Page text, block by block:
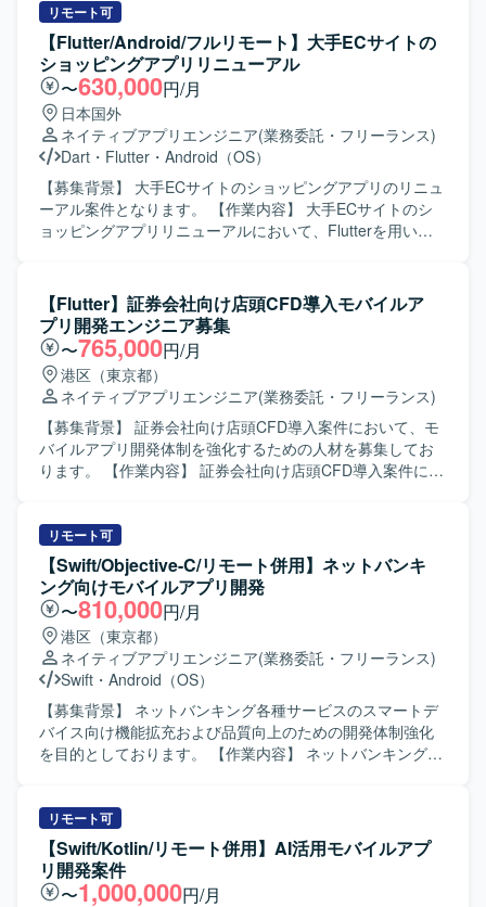
る方を求めております。協調性を持ち、円滑なコミュニケ
ーションができる方を歓迎いたします。既存のコードに対
して主体的に改善提案ができる方にご活躍いただけます。
【ポジションの魅力】 長期的な運用と開発を通じて、
Androidアプリケーションの改善サイクルを継続的に経験で
きる環境です。既存コードの改善提案を行うことで、設計
や品質向上に深く関わることができます。 【開発環境】
Androidアプリケーション開発環境にて、MVVMアーキテク
チャに沿った開発を行います。
リモート可
【Flutter/Android/フルリモート】大手ECサイトの
ショッピングアプリリニューアル
〜630,000円/月
日本国外
ネイティブアプリエンジニア(業務委託・フリーランス)
Dart ・ Flutter ・ Android（OS）
【募集背景】 大手ECサイトのショッピングアプリのリニュ
ーアル案件となります。 【作業内容】 大手ECサイトのシ
ョッピングアプリリニューアルにおいて、Flutterを用いた
や機能改修、品質向上に向けた開発業務を行っていただき
ます。 【求める人物像】 モバイルアプリのユーザー体験向
上に関心を持ち、デザインシステムを理解したうえで主体
的に開発を進めていただける方を求めています。 【ポジシ
ョンの魅力】 大規模なECサービスのスマートフォンアプリ
開発に携わることで、Flutterを活用したクロスプラットフ
ォーム開発やデザインシステム活用の実践経験を積むこと
ができます。 【開発環境】 Flutterを用いたスマートフォン
アプリ開発環境となります。
【Flutter】証券会社向け店頭CFD導入モバイルア
プリ開発エンジニア募集
〜765,000円/月
港区（東京都）
ネイティブアプリエンジニア(業務委託・フリーランス)
【募集背景】 証券会社向け店頭CFD導入案件において、モ
バイルアプリ開発体制を強化するための人材を募集してお
ります。 【作業内容】 証券会社向け店頭CFD導入案件にお
ランチ運用など、一連の開発フローに沿って作業していた
だきます。チームメンバーとコミュニケーションを取りな
がら、課題の抽出や解決にも取り組んでいただきます。
【求める人物像】 モバイルアプリ開発に主体的に取り組
み、チーム内でのコミュニケーションを大切にしながら課
題解決ができる方を求めております。金融やCFDなどのド
メイン知識習得にも前向きに取り組んでいただける方です
と望ましいです。 【ポジションの魅力】 金融業界向けの店
頭CFDサービス導入という専門性の高い分野に携わること
ができ、Flutter によるモバイルアプリ開発の経験を深めて
いただけます。将来的にリードエンジニアやアーキテクト
としたモバイルアプリ開発環境にて、Git を用いたソースコ
ード管理とブランチ運用を行っております。CI/CD 環境を
活用しながら継続的な開発・改善を進めております。
リモート可
【Swift/Objective-C/リモート併用】ネットバンキ
ング向けモバイルアプリ開発
〜810,000円/月
港区（東京都）
ネイティブアプリエンジニア(業務委託・フリーランス)
Swift ・ Android（OS）
【募集背景】 ネットバンキング各種サービスのスマートデ
バイス向け機能拡充および品質向上のための開発体制強化
を目的としております。 【作業内容】 ネットバンキング各
装、テストまで一連の工程をご担当いただきます。また、
開発に関連する各種ドキュメントの作成も実施いただきま
す。 【求める人物像】 モバイルアプリ開発において主体的
に設計から実装、テストまで対応できる方を求めておりま
リモート可
【Swift/Kotlin/リモート併用】AI活用モバイルアプ
リ開発案件
〜1,000,000円/月